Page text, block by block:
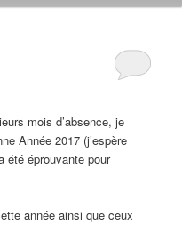
mois d’absence, je
Année 2017 (j’espère
été éprouvante pour
année ainsi que ceux